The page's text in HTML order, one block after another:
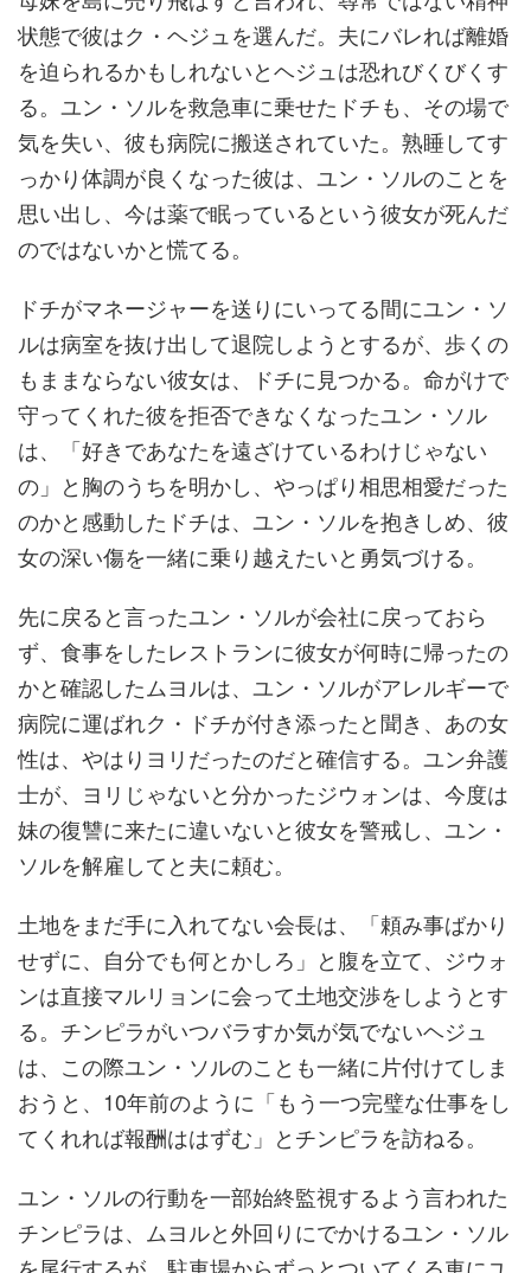
状態で彼はク・ヘジュを選んだ。夫にバレれば離婚
を迫られるかもしれないとヘジュは恐れびくびくす
る。ユン・ソルを救急車に乗せたドチも、その場で
気を失い、彼も病院に搬送されていた。熟睡してす
っかり体調が良くなった彼は、ユン・ソルのことを
思い出し、今は薬で眠っているという彼女が死んだ
のではないかと慌てる。
ドチがマネージャーを送りにいってる間にユン・ソ
ルは病室を抜け出して退院しようとするが、歩くの
もままならない彼女は、ドチに見つかる。命がけで
守ってくれた彼を拒否できなくなったユン・ソル
は、「好きであなたを遠ざけているわけじゃない
の」と胸のうちを明かし、やっぱり相思相愛だった
のかと感動したドチは、ユン・ソルを抱きしめ、彼
女の深い傷を一緒に乗り越えたいと勇気づける。
先に戻ると言ったユン・ソルが会社に戻っておら
ず、食事をしたレストランに彼女が何時に帰ったの
かと確認したムヨルは、ユン・ソルがアレルギーで
病院に運ばれク・ドチが付き添ったと聞き、あの女
性は、やはりヨリだったのだと確信する。ユン弁護
士が、ヨリじゃないと分かったジウォンは、今度は
妹の復讐に来たに違いないと彼女を警戒し、ユン・
ソルを解雇してと夫に頼む。
土地をまだ手に入れてない会長は、「頼み事ばかり
せずに、自分でも何とかしろ」と腹を立て、ジウォ
ンは直接マルリョンに会って土地交渉をしようとす
る。チンピラがいつバラすか気が気でないヘジュ
は、この際ユン・ソルのことも一緒に片付けてしま
おうと、10年前のように「もう一つ完璧な仕事をし
てくれれば報酬ははずむ」とチンピラを訪ねる。
ユン・ソルの行動を一部始終監視するよう言われた
チンピラは、ムヨルと外回りにでかけるユン・ソル